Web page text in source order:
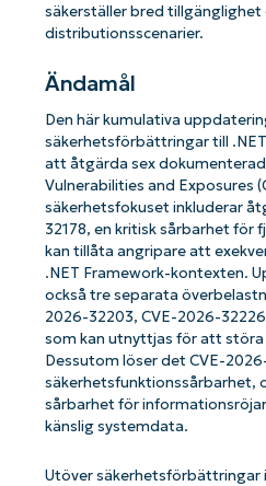
säkerställer bred tillgänglighet
distributionsscenarier.
Ändamål
Den här kumulativa
säkerhetsförbättringar till
att åtgärda sex
Vulnerabilities and Exposures
säkerhetsfokuset inkluderar
32178, en kritisk sårbarhet för
kan tillåta angripare att
.NET Framework-kontexten.
också tre separata
2026-32203, CVE-2026-
som kan utnyttjas för att
Dessutom löser det CVE-
säkerhetsfunktionssårbarhet,
sårbarhet för
känslig systemdata.
Utöver säkerhetsförbättringar